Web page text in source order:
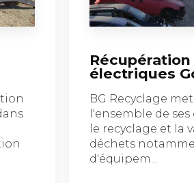
électriques
BG Recyclage
l'ensemble de
le recyclage et la
déchets
d'équipem...